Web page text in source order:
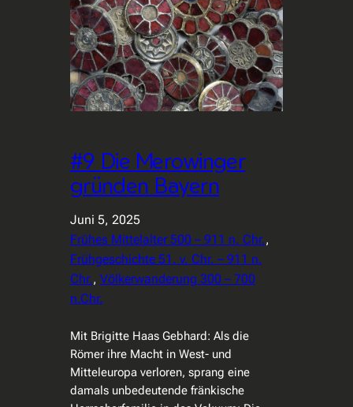
#9 Die Merowinger
gründen Bayern
Juni 5, 2025
Frühes Mittelalter 500 – 911 n. Chr.
Frühgeschichte 51. v. Chr. – 911 n.
Chr., Völkerwanderung 300 – 700
n.Chr.
Mit Brigitte Haas Gebhard: Als die
Römer ihre Macht in West- und
Mitteleuropa verloren, sprang eine
damals unbedeutende fränkische